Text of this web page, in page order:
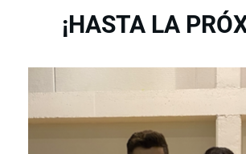
¡HASTA LA